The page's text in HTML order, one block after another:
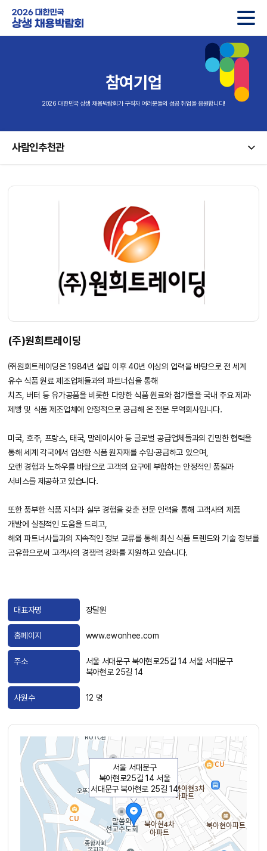
참여기업
2026 대한민국 상생 채용박람회가 구직자 여러분들의 성공 취업을 응원합니다!
사람인추천관
(주)원희트레이딩
㈜원희트레이딩은 1984년 설립 이후 40년 이상의 업력을 바탕으로 전 세계
유수 식품 원료 제조업체들과의 파트너십을 통해
치즈, 버터 등 유가공품을 비롯한 다양한 식품 원료와 첨가물을 국내 주요 제과·
제빵 및 식품 제조업체에 안정적으로 공급해 온 전문 무역회사입니다.
미국, 호주, 프랑스, 태국, 말레이시아 등 글로벌 공급업체들과의 긴밀한 협력을
통해 세계 각국에서 엄선한 식품 원자재를 수입·공급하고 있으며,
오랜 경험과 노하우를 바탕으로 고객의 요구에 부합하는 안정적인 품질과
서비스를 제공하고 있습니다.
또한 풍부한 식품 지식과 실무 경험을 갖춘 전문 인력을 통해 고객사의 제품
개발에 실질적인 도움을 드리고,
해외 파트너사들과의 지속적인 정보 교류를 통해 최신 식품 트렌드와 기술 정보를
공유함으로써 고객사의 경쟁력 강화를 지원하고 있습니다.
대표자명 장달원
홈페이지 www.ewonhee.com
주소
서울 서대문구 북아현로25길 14 서울 서대문구
북아현로 25길 14
사원수 12 명
서울 서대문구
북아현로25길 14 서울
서대문구 북아현로 25길 14